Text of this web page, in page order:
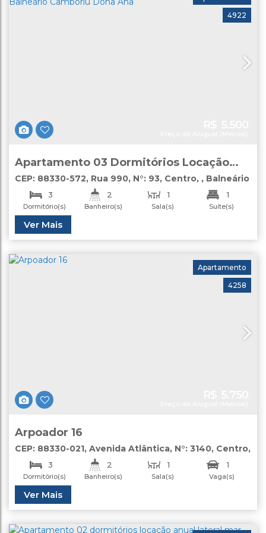
4922
Apartamento 03 Dormitórios Locação
Anual Centro Balneário Camboriú Dona
Ana
CEP: 88330-572, Rua 990, N°: 93, Centro , Balneário
Camboriú
Santa Catarina Brasil
3
Dormitório(s)
2
Banheiro(s)
1
Sala(s)
1
Suíte(s)
2
Vaga(s)
Ver Mais
4258
Apartamento
Arpoador 16
CEP: 88330-021, Avenida Atlântica, N°: 3140, Centro
Balneário Camboriú Santa Catarina Brasil
3
Dormitório(s)
2
Banheiro(s)
1
Sala(s)
1
Vaga(s)
Útil:
140 .00m²
Ver Mais